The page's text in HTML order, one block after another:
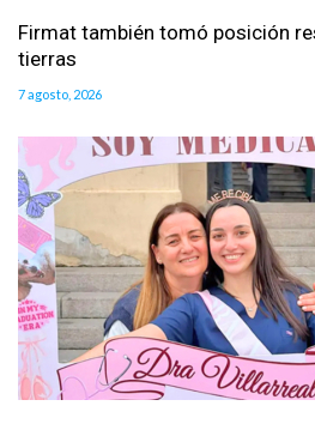
Firmat también tomó posición
tierras
7 agosto, 2026